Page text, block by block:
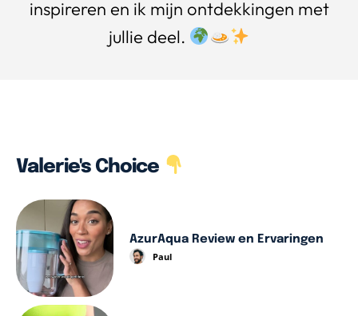
inspireren en ik mijn ontdekkingen met
jullie deel.
Valerie's Choice
AzurAqua Review en Ervaringen
Paul